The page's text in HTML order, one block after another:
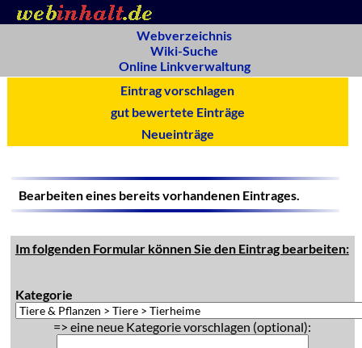
Webverzeichnis
Wiki-Suche
Online Linkverwaltung
Eintrag vorschlagen
gut bewertete Einträge
Neueinträge
Bearbeiten eines bereits vorhandenen Eintrages.
Im folgenden Formular können Sie den Eintrag bearbeiten:
Kategorie
=> eine neue Kategorie vorschlagen (optional):